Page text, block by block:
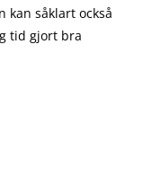
kan såklart också
tid gjort bra